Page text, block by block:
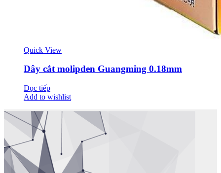
Quick View
Dây cắt molipden Guangming 0.18mm
Đọc tiếp
Add to wishlist